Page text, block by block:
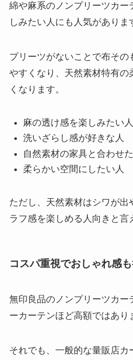
綿や麻系のノンプリーツカー
しみたい人にも人気がありま
プリーツがないことで布その
やすくなり、天然素材特有の
くなります。
麻の透け感を楽しみたい人
洗いざらし感が好きな人
自然素材の家具と合わせ
柔らかい空間にしたい人
ただし、天然素材はシワが出
ラフ感を楽しめる人向きと言
コスパ重視でおしゃれ感
無印良品のノンプリーツカー
ーカーテンほど高額ではあり
それでも、一般的な量販店カ